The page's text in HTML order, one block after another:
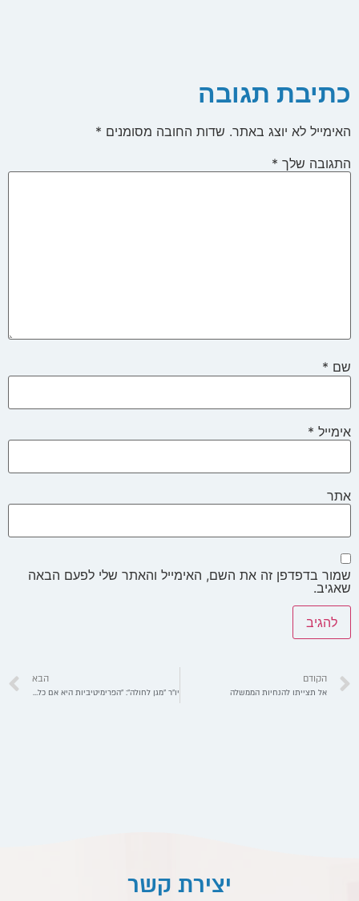
כתיבת תגובה
האימייל לא יוצג באתר. שדות החובה מסומנים *
התגובה שלך *
שם *
אימייל *
אתר
שמור בדפדפן זה את השם, האימייל והאתר שלי לפעם הבאה
שאגיב.
הקודם
אל תצייתו להנחיות הממשלה
הבא
יו"ר "מגן לחולה": "הפרימיטיביות היא אם כל חטאת"
יצירת קשר